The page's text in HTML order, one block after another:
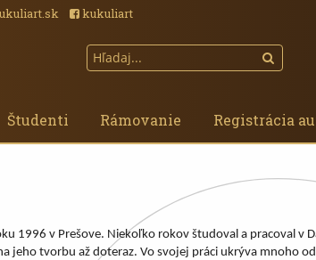
kukuliart
Študenti Rámovanie Registrácia
1996 v Prešove. Niekoľko rokov študoval a pracoval v
jeho tvorbu až doteraz. Vo svojej práci ukrýva mnoho